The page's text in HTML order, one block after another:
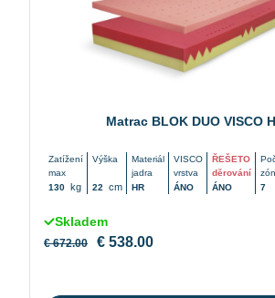
Matrac BLOK DUO VISCO
Zatížení
max
130 kg
Výška
22 cm
Materiál
jadra
HR
VISCO
vrstva
ÁNO
ŘEŠETO
děrování
ÁNO
zón
7
Skladem
€672.00 € 538.00